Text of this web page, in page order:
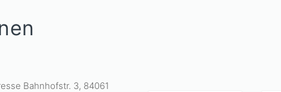
Bahnhofstr. 3, 84061